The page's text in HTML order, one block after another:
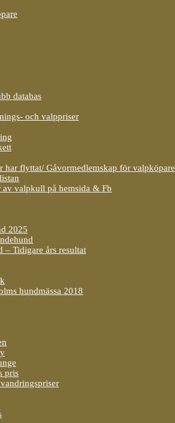
databas
och valppriser
har flyttat/ Gåvormedlemskap för valpköpare
av valpkull på hemsida & Fb
2025
– Tidigare års resultat
hundmässa 2018
pris